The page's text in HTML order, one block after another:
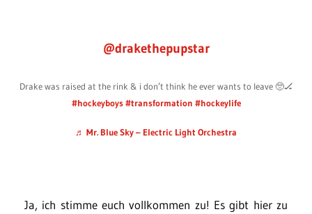
@drakethepupstar
Drake was raised at the rink & i don’t think he ever wants to leave 🥺🏒
#hockeyboys #transformation #hockeylife
♬ Mr. Blue Sky – Electric Light Orchestra
Ja, ich stimme euch vollkommen zu! Es gibt hier zu